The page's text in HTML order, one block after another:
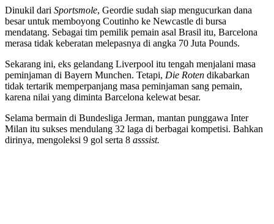
Dinukil dari Sportsmole, Geordie sudah siap mengucurkan dana
besar untuk memboyong Coutinho ke Newcastle di bursa
mendatang. Sebagai tim pemilik pemain asal Brasil itu, Barcelona
merasa tidak keberatan melepasnya di angka 70 Juta Pounds.
Sekarang ini, eks gelandang Liverpool itu tengah menjalani masa
peminjaman di Bayern Munchen. Tetapi, Die Roten dikabarkan
tidak tertarik memperpanjang masa peminjaman sang pemain,
karena nilai yang diminta Barcelona kelewat besar.
Selama bermain di Bundesliga Jerman, mantan punggawa Inter
Milan itu sukses mendulang 32 laga di berbagai kompetisi. Bahkan
dirinya, mengoleksi 9 gol serta 8 asssist.